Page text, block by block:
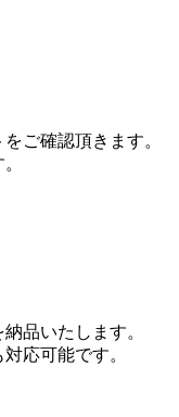
ご確認頂きます。
品いたします。
応可能です。